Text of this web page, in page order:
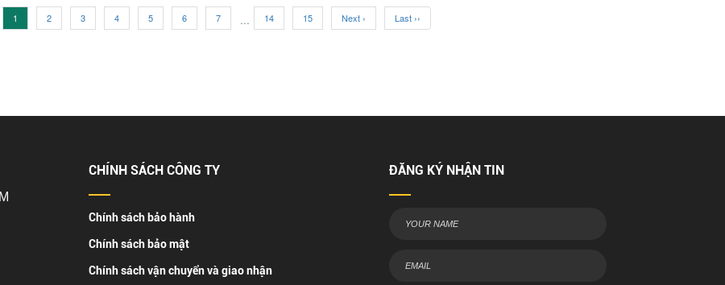
1 2 3 4 5 6 7 ... 14 15 Next › Last ››
CHÍNH SÁCH CÔNG TY
Chính sách bảo hành
Chính sách bảo mật
Chính sách vận chuyển và giao nhận
ĐĂNG KÝ NHẬN TIN